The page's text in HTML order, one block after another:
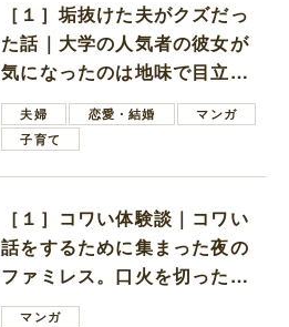
［１］垢抜けた夫がクズだっ
た話｜大学の人気者の彼女が
気になったのは地味で目立た
ない男子学生
夫婦 恋愛・結婚
マンガ
子育て
［１］コワい体験談｜コワい
話をするために集まった夜の
ファミレス。口火を切ったの
は電車好きの男の子ママ
マンガ